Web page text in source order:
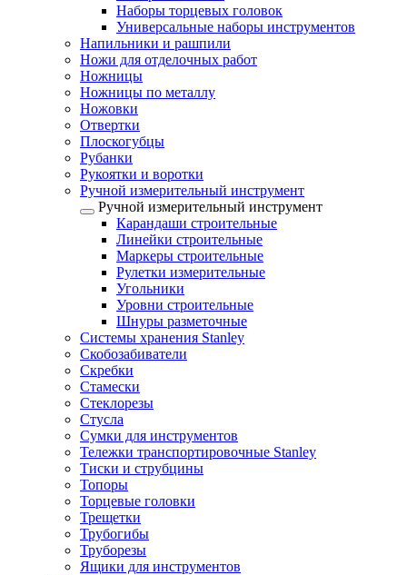
Наборы торцевых головок
Универсальные наборы инструментов
Напильники и рашпили
Ножи для отделочных работ
Ножницы
Ножницы по металлу
Ножовки
Отвертки
Плоскогубцы
Рубанки
Рукоятки и воротки
Ручной измерительный инструмент
Ручной измерительный инструмент
Карандаши строительные
Линейки строительные
Маркеры строительные
Рулетки измерительные
Угольники
Уровни строительные
Шнуры разметочные
Системы хранения Stanley
Скобозабиватели
Скребки
Стамески
Стеклорезы
Стусла
Сумки для инструментов
Тележки транспортировочные Stanley
Тиски и струбцины
Топоры
Торцевые головки
Трещетки
Трубогибы
Труборезы
Ящики для инструментов